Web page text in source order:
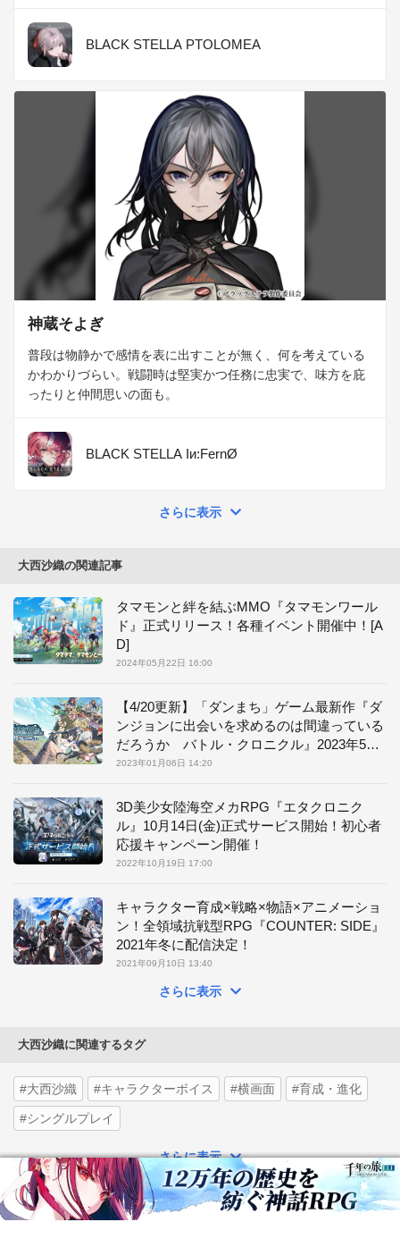
けられるような間柄。
BLACK STELLA PTOLOMEA
神蔵そよぎ
普段は物静かで感情を表に出すことが無く、何を考えている
かわかりづらい。戦闘時は堅実かつ任務に忠実で、味方を庇
ったりと仲間思いの面も。
BLACK STELLA Iи:FernØ
さらに表示
大西沙織の関連記事
タマモンと絆を結ぶMMO『タマモンワール
ド』正式リリース！各種イベント開催中！[A
D]
2024年05月22日 16:00
【4/20更新】「ダンまち」ゲーム最新作『ダ
ンジョンに出会いを求めるのは間違っている
だろうか バトル・クロニクル』2023年5月2
3日配信！
2023年01月06日 14:20
3D美少女陸海空メカRPG『エタクロニク
ル』10月14日(金)正式サービス開始！初心者
応援キャンペーン開催！
2022年10月19日 17:00
キャラクター育成×戦略×物語×アニメーショ
ン！全領域抗戦型RPG『COUNTER: SIDE』
2021年冬に配信決定！
2021年09月10日 13:40
さらに表示
大西沙織に関連するタグ
#大西沙織 #キャラクターボイス #横画面 #育成・進化
#シングルプレイ
さらに表示
その他のおすすめコンテンツ